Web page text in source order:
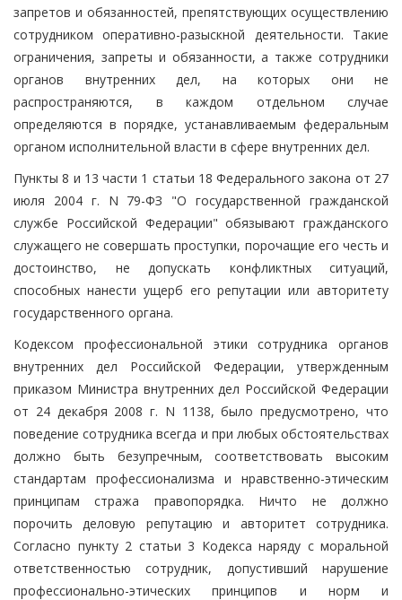
запретов и обязанностей, препятствующих осуществлению
сотрудником оперативно-разыскной деятельности. Такие
ограничения, запреты и обязанности, а также сотрудники
органов внутренних дел, на которых они не
распространяются, в каждом отдельном случае
определяются в порядке, устанавливаемым федеральным
органом исполнительной власти в сфере внутренних дел.
Пункты 8 и 13 части 1 статьи 18 Федерального закона от 27
июля 2004 г. N 79-ФЗ "О государственной гражданской
службе Российской Федерации" обязывают гражданского
служащего не совершать проступки, порочащие его честь и
достоинство, не допускать конфликтных ситуаций,
способных нанести ущерб его репутации или авторитету
государственного органа.
Кодексом профессиональной этики сотрудника органов
внутренних дел Российской Федерации, утвержденным
приказом Министра внутренних дел Российской Федерации
от 24 декабря 2008 г. N 1138, было предусмотрено, что
поведение сотрудника всегда и при любых обстоятельствах
должно быть безупречным, соответствовать высоким
стандартам профессионализма и нравственно-этическим
принципам стража правопорядка. Ничто не должно
порочить деловую репутацию и авторитет сотрудника.
Согласно пункту 2 статьи 3 Кодекса наряду с моральной
ответственностью сотрудник, допустивший нарушение
профессионально-этических принципов и норм и